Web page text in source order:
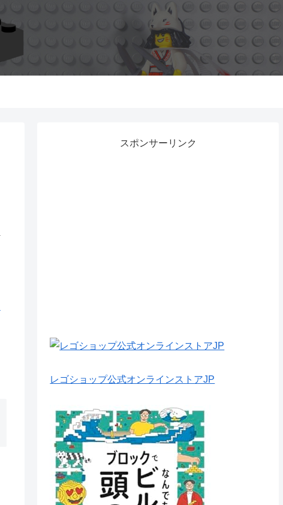
スポンサーリンク
レゴショップ公式オンラインストアJP